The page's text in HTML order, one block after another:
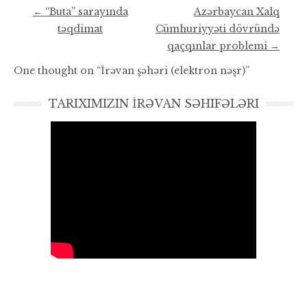
Post navigation
← “Buta” sarayında
təqdimat
Azərbaycan Xalq
Cümhuriyyəti dövründə
qaçqınlar problemi →
One thought on “İrəvan şəhəri (elektron nəşr)”
TARIXIMIZIN İRƏVAN SƏHIFƏLƏRI